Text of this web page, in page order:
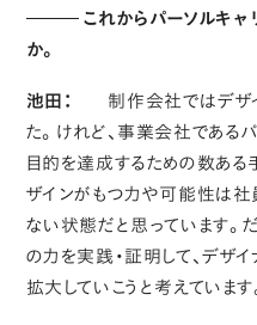
これからパーソルキャ
か。
池田：
制作会社ではデザ
た。けれど、事業会社である
目的を達成するための数ある
ザインがもつ力や可能性は社
ない状態だと思っています。
の力を実践・証明して、デザ
拡大していこうと考えています